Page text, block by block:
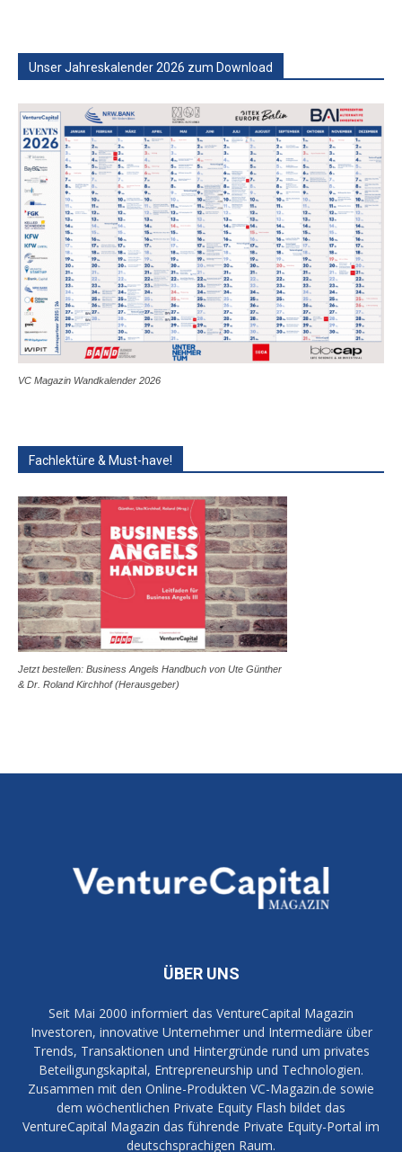
Unser Jahreskalender 2026 zum Download
VC Magazin Wandkalender 2026
Fachlektüre & Must-have!
Jetzt bestellen: Business Angels Handbuch von Ute Günther
& Dr. Roland Kirchhof (Herausgeber)
ÜBER UNS
Seit Mai 2000 informiert das VentureCapital Magazin
Investoren, innovative Unternehmer und Intermediäre über
Trends, Transaktionen und Hintergründe rund um privates
Beteiligungskapital, Entrepreneurship und Technologien.
Zusammen mit den Online-Produkten VC-Magazin.de sowie
dem wöchentlichen Private Equity Flash bildet das
VentureCapital Magazin das führende Private Equity-Portal im
deutschsprachigen Raum.